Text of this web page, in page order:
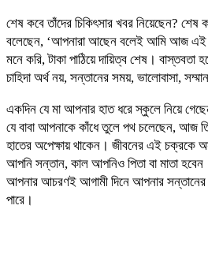
শেষ কবে তাঁদের চিকিৎসার খবর নিয়েছেন? শেষ
বলেছেন, ‘আপনারা আছেন বলেই আমি আজ
মনে করি, টাকা পাঠিয়ে দায়িত্ব শেষ। বাস্তবতা
চাহিদা অর্থ নয়, সন্তানের সময়, ভালোবাসা,
একদিন যে মা আপনার হাত ধরে স্কুলে নিয়ে
যে বাবা আপনাকে কাঁধে তুলে পথ চলেছেন, আজ
হাতের অপেক্ষায় থাকেন। জীবনের এই
আপনি সন্তান, কাল আপনিও পিতা বা মাতা
আপনার আচরণই আগামী দিনে আপনার
পারে।